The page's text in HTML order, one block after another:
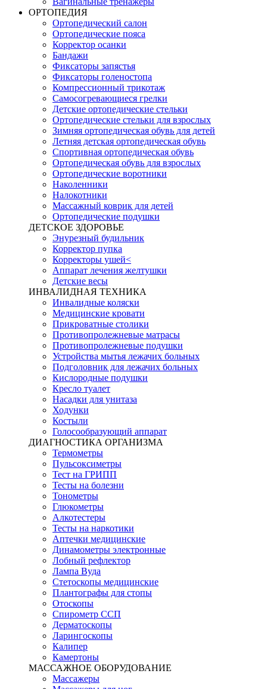
ОРТОПЕДИЯ
Ортопедический салон
Ортопедические пояса
Корректор осанки
Бандажи
Фиксаторы запястья
Фиксаторы голеностопа
Компрессионный трикотаж
Самосогревающиеся грелки
Детские ортопедические стельки
Ортопедические стельки для взрослых
Зимняя ортопедическая обувь для детей
Летняя детская ортопедическая обувь
Спортивная ортопедическая обувь
Ортопедическая обувь для взрослых
Ортопедические воротники
Наколенники
Налокотники
Массажный коврик для детей
Ортопедические подушки
ДЕТСКОЕ ЗДОРОВЬЕ
Энурезный будильник
Корректор пупка
Корректоры ушей<
Аппарат лечения желтушки
Детские весы
ИНВАЛИДНАЯ ТЕХНИКА
Инвалидные коляски
Медицинские кровати
Прикроватные столики
Противопролежневые матрасы
Противопролежневые подушки
Устройства мытья лежачих больных
Подголовник для лежачих больных
Кислородные подушки
Кресло туалет
Насадки для унитаза
Ходунки
Костыли
Голосообразующий аппарат
ДИАГНОСТИКА ОРГАНИЗМА
Термометры
Пульсоксиметры
Тест на ГРИПП
Тесты на болезни
Тонометры
Глюкометры
Алкотестеры
Тесты на наркотики
Аптечки медицинские
Динамометры электронные
Лобный рефлектор
Лампа Вуда
Стетоскопы медицинские
Плантографы для стопы
Отоскопы
Спирометр ССП
Дерматоскопы
Ларингоскопы
Калипер
Камертоны
МАССАЖНОЕ ОБОРУДОВАНИЕ
Массажеры